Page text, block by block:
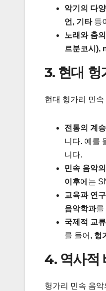
악기의 다
언, 기타등
노래와 춤
르분코시),
3. 현대 헝
현대 헝가리 민
전통의 계
니다. 예를
니다.
민속 음악
이후에는
교육과 연
음악학과를
국제적 교
를 들어, 헝
4. 역사적
헝가리 민속 음